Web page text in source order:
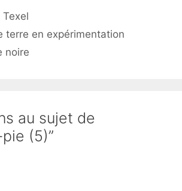
terre en expérimentation
noire
au sujet de
pie (5)”